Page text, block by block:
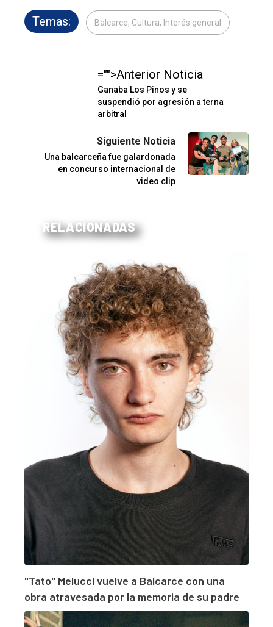
Temas: Balcarce, Cultura, Interés general
="">Anterior Noticia
Ganaba Los Pinos y se
suspendió por agresión a terna
arbitral
Siguiente Noticia
Una balcarceña fue galardonada
en concurso internacional de
video clip
RELACIONADAS
"Tato" Melucci vuelve a Balcarce con una
obra atravesada por la memoria de su padre